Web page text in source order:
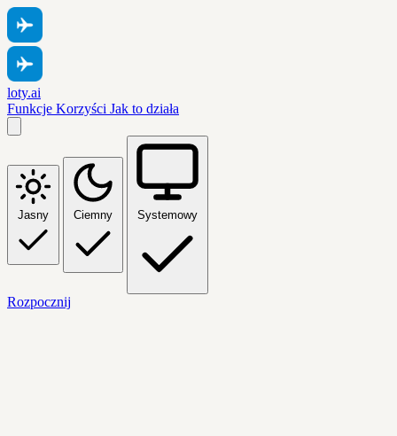
loty.ai
Funkcje Korzyści Jak to działa
Jasny Ciemny Systemowy
Rozpocznij